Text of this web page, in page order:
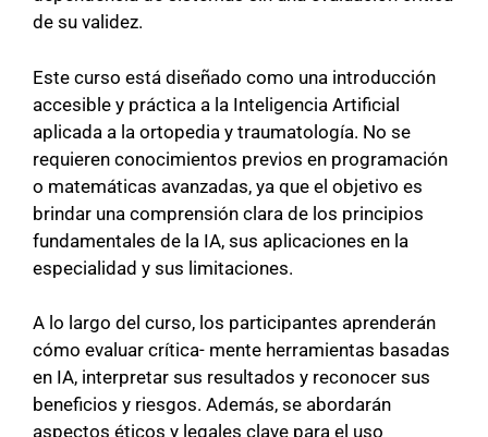
de su validez.
Este curso está diseñado como una introducción
accesible y práctica a la Inteligencia Artificial
aplicada a la ortopedia y traumatología. No se
requieren conocimientos previos en programación
o matemáticas avanzadas, ya que el objetivo es
brindar una comprensión clara de los principios
fundamentales de la IA, sus aplicaciones en la
especialidad y sus limitaciones.
A lo largo del curso, los participantes aprenderán
cómo evaluar crítica- mente herramientas basadas
en IA, interpretar sus resultados y reconocer sus
beneficios y riesgos. Además, se abordarán
aspectos éticos y legales clave para el uso